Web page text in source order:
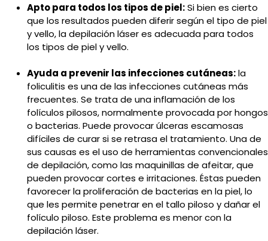
Apto para todos los tipos de piel:Si bien es cierto
que los resultados pueden diferir según el tipo de piel
y vello, la depilación láser es adecuada para todos
los tipos de piel y vello.
Ayuda a prevenir las infecciones cutáneas:la
foliculitis es una de las infecciones cutáneas más
frecuentes. Se trata de una inflamación de los
folículos pilosos, normalmente provocada por hongos
o bacterias. Puede provocar úlceras escamosas
difíciles de curar si se retrasa el tratamiento. Una de
sus causas es el uso de herramientas convencionales
de depilación, como las maquinillas de afeitar, que
pueden provocar cortes e irritaciones. Éstas pueden
favorecer la proliferación de bacterias en la piel, lo
que les permite penetrar en el tallo piloso y dañar el
folículo piloso. Este problema es menor con la
depilación láser.